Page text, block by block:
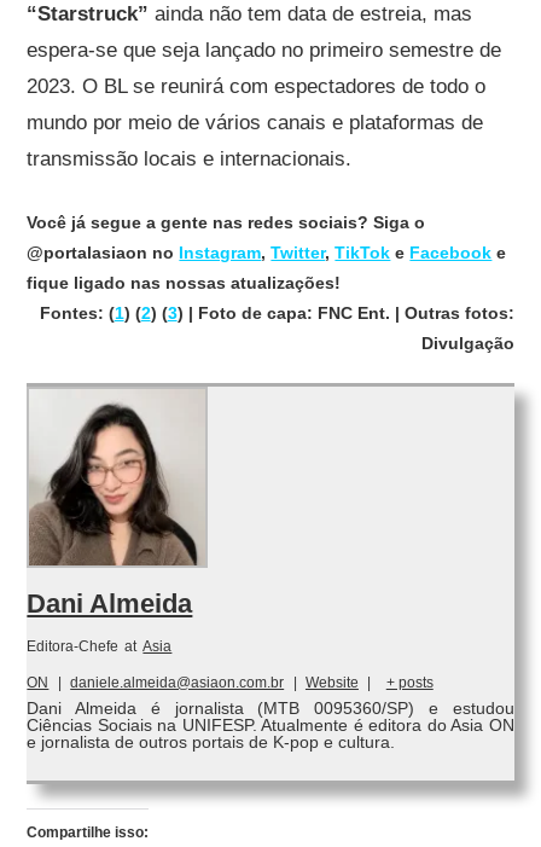
“Starstruck” ainda não tem data de estreia, mas
espera-se que seja lançado no primeiro semestre de
2023. O BL se reunirá com espectadores de todo o
mundo por meio de vários canais e plataformas de
transmissão locais e internacionais.
Você já segue a gente nas redes sociais? Siga o
@portalasiaon no Instagram,Twitter,TikTok e Facebook e
fique ligado nas nossas atualizações!
Fontes: (1) (2) (3) | Foto de capa: FNC Ent. | Outras fotos:
Divulgação
Dani Almeida
Editora-Chefe at Asia
ON daniele.almeida@asiaon.com.br Website + posts
Dani Almeida é jornalista (MTB 0095360/SP) e estudou
Ciências Sociais na UNIFESP. Atualmente é editora do Asia ON
e jornalista de outros portais de K-pop e cultura.
Compartilhe isso: